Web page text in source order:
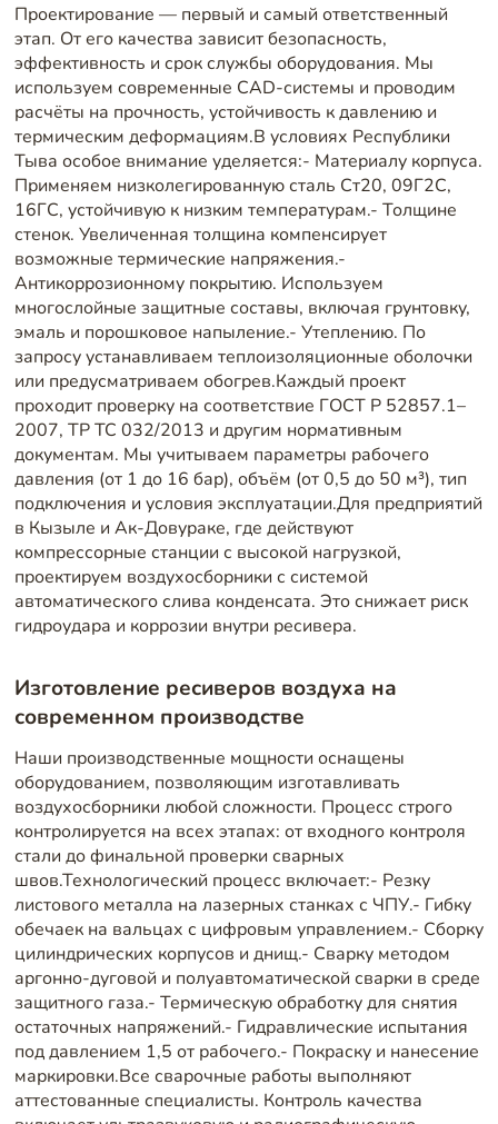
Проектирование — первый и самый ответственный
этап. От его качества зависит безопасность,
эффективность и срок службы оборудования. Мы
используем современные CAD-системы и проводим
расчёты на прочность, устойчивость к давлению и
термическим деформациям.В условиях Республики
Тыва особое внимание уделяется:- Материалу корпуса.
Применяем низколегированную сталь Ст20, 09Г2С,
16ГС, устойчивую к низким температурам.- Толщине
стенок. Увеличенная толщина компенсирует
возможные термические напряжения.-
Антикоррозионному покрытию. Используем
многослойные защитные составы, включая грунтовку,
эмаль и порошковое напыление.- Утеплению. По
запросу устанавливаем теплоизоляционные оболочки
или предусматриваем обогрев.Каждый проект
проходит проверку на соответствие ГОСТ Р 52857.1–
2007, ТР ТС 032/2013 и другим нормативным
документам. Мы учитываем параметры рабочего
давления (от 1 до 16 бар), объём (от 0,5 до 50 м³), тип
подключения и условия эксплуатации.Для предприятий
в Кызыле и Ак-Довураке, где действуют
компрессорные станции с высокой нагрузкой,
проектируем воздухосборники с системой
автоматического слива конденсата. Это снижает риск
гидроудара и коррозии внутри ресивера.
Изготовление ресиверов воздуха на
современном производстве
Наши производственные мощности оснащены
оборудованием, позволяющим изготавливать
воздухосборники любой сложности. Процесс строго
контролируется на всех этапах: от входного контроля
стали до финальной проверки сварных
швов.Технологический процесс включает:- Резку
листового металла на лазерных станках с ЧПУ.- Гибку
обечаек на вальцах с цифровым управлением.- Сборку
цилиндрических корпусов и днищ.- Сварку методом
аргонно-дуговой и полуавтоматической сварки в среде
защитного газа.- Термическую обработку для снятия
остаточных напряжений.- Гидравлические испытания
под давлением 1,5 от рабочего.- Покраску и нанесение
маркировки.Все сварочные работы выполняют
аттестованные специалисты. Контроль качества